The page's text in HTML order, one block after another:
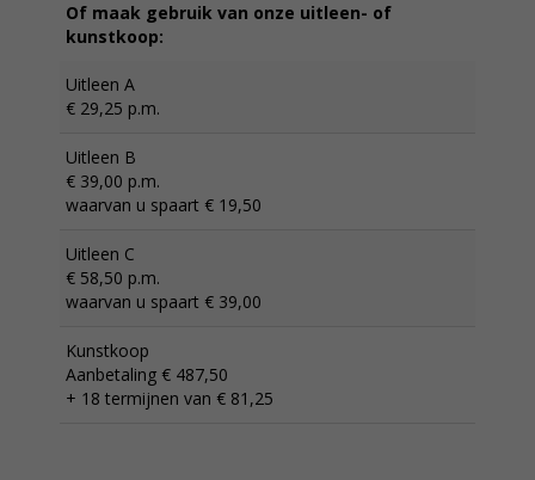
Of maak gebruik van onze uitleen- of
kunstkoop:
Uitleen A
€ 29,25 p.m.
Uitleen B
€ 39,00 p.m.
waarvan u spaart € 19,50
Uitleen C
€ 58,50 p.m.
waarvan u spaart € 39,00
Kunstkoop
Aanbetaling € 487,50
+ 18 termijnen van € 81,25